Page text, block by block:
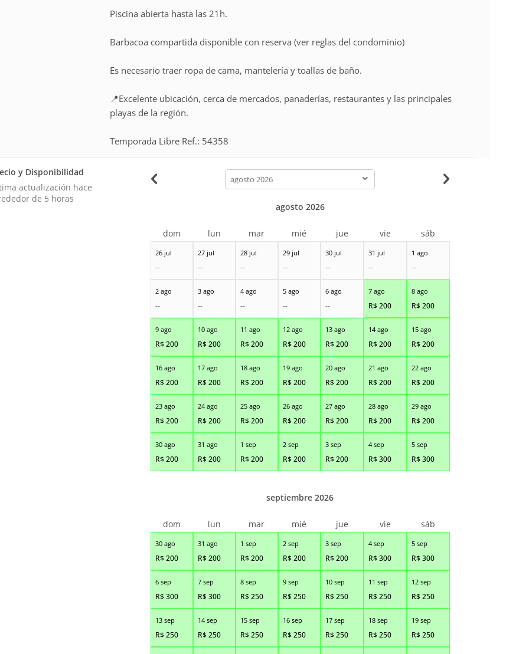
Piscina abierta hasta las 21h.
Barbacoa compartida disponible con reserva (ver reglas del condominio)
Es necesario traer ropa de cama, mantelería y toallas de baño.
📍Excelente ubicación, cerca de mercados, panaderías, restaurantes y las principales
playas de la región.
Temporada Libre Ref.: 54358
y Disponibilidad
actualización hace
de 5 horas
calendar-
month
26 jul
--
27 jul
--
28 jul
--
29 jul
--
30 jul
--
31 jul
--
1 ago
--
2 ago
--
3 ago
--
4 ago
--
5 ago
--
6 ago
--
7 ago
R$200
8 ago
R$200
9 ago
R$200
10 ago
R$200
11 ago
R$200
12 ago
R$200
13 ago
R$200
14 ago
R$200
15 ago
R$200
16 ago
R$200
17 ago
R$200
18 ago
R$200
19 ago
R$200
20 ago
R$200
21 ago
R$200
22 ago
R$200
23 ago
R$200
24 ago
R$200
25 ago
R$200
26 ago
R$200
27 ago
R$200
28 ago
R$200
29 ago
R$200
30 ago
R$200
31 ago
R$200
1 sep
R$200
2 sep
R$200
3 sep
R$200
4 sep
R$300
5 sep
R$300
agosto 2026
dom lun mar mié jue vie sáb
30 ago
R$200
31 ago
R$200
1 sep
R$200
2 sep
R$200
3 sep
R$200
4 sep
R$300
5 sep
R$300
6 sep
R$300
7 sep
R$300
8 sep
R$250
9 sep
R$250
10 sep
R$250
11 sep
R$250
12 sep
R$250
13 sep
R$250
14 sep
R$250
15 sep
R$250
16 sep
R$250
17 sep
R$250
18 sep
R$250
19 sep
R$250
septiembre 2026
dom lun mar mié jue vie sáb